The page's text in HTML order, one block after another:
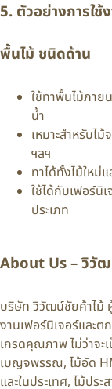
5. ตัวอย่างการใ
พื้นไม้ ชนิดด้าน
ใช้ทาพื้นไม้ภาย
น้ำ
เหมาะสำหรับไ
ฯลฯ
ทาได้ทั้งไม้ใหม่
ใช้ได้กับเฟอร์นิ
ประเภท
About Us – วิวั
บริษัท วิวัฒน์ชัยค้าไม้
งานเฟอร์นิเจอร์และ
เกรดคุณภาพ ไม่ว่าจะเ
เบญจพรรณ, ไม้อัด
และในประเทศ, ไม้ป